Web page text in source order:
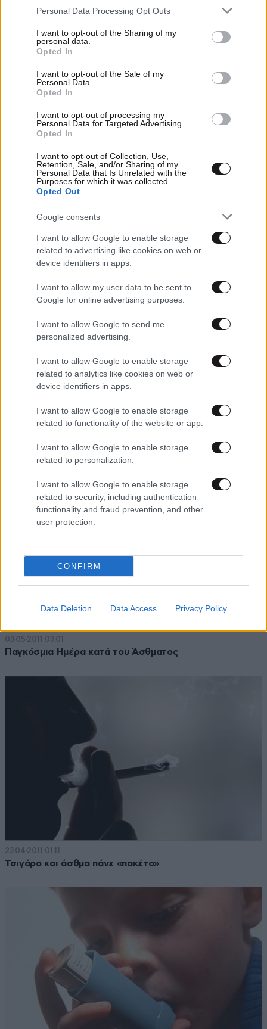
Please note that this website/app uses one or more Google
not limited to your visit or usage behaviour. You may click to
grant or deny consent to Google and its third-party tags to
use your data for below specified purposes in below Google
consent section.
Personal Data Processing Opt Outs
I want to opt-out of the Sharing of my
personal data.
Opted In
I want to opt-out of the Sale of my
Personal Data.
Opted In
I want to opt-out of processing my
Personal Data for Targeted Advertising.
Opted In
I want to opt-out of Collection, Use,
Retention, Sale, and/or Sharing of my
Personal Data that Is Unrelated with the
Purposes for which it was collected.
Opted Out
Google consents
I want to allow Google to enable storage
related to advertising like cookies on web or
device identifiers in apps.
I want to allow my user data to be sent to
Google for online advertising purposes.
I want to allow Google to send me
personalized advertising.
I want to allow Google to enable storage
related to analytics like cookies on web or
device identifiers in apps.
I want to allow Google to enable storage
related to functionality of the website or app.
I want to allow Google to enable storage
related to personalization.
I want to allow Google to enable storage
related to security, including authentication
functionality and fraud prevention, and other
user protection.
CONFIRM
Data Deletion Data Access Privacy Policy
12·08·2011 00:00
13·06·2011 20:39
03·05·2011 03:01
Παγκόσμια Ημέρα κατά του Άσθματος
23·04·2011 01:11
Τσιγάρο και άσθμα πάνε «πακέτο»